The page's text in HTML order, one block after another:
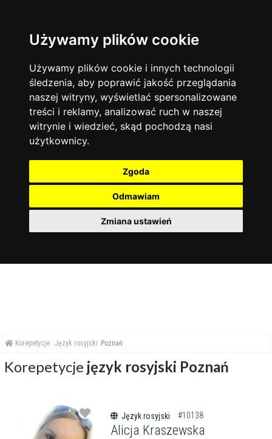
Używamy plików cookie
Używamy plików cookie i innych technologii
śledzenia, aby poprawić jakość przeglądania
naszej witryny, wyświetlać spersonalizowane
treści i reklamy, analizować ruch w naszej
witrynie i wiedzieć, skąd pochodzą nasi
użytkownicy.
Zgoda
Odmawiam
Zmiana ustawień
Język angielski 13744
Matematyka 12928
Chemia 4886
Język niemiecki 4307
Język polski 3426
Fizyka
Język francuski
Warszawa
Korepetycje
Online
14836
Kraków 7753
Wrocław
Łódź 3511
Gdańsk 2075
zakres dni
Wtorek
Środa
Czwartek
Piątek
Sobota
Niedziela
więcej filtrów Filtruj
Korepetycje Język rosyjski Poznań
Korepetycje język rosyjski Poznań
Język rosyjski #10138
Alicja Kraszewska